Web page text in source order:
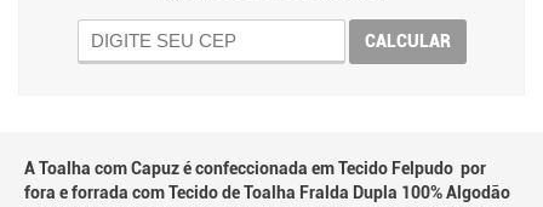
CALCULAR
A Toalha com Capuz é confeccionada em Tecido Felpudo por
fora e forrada com Tecido de Toalha Fralda Dupla 100% Algodão